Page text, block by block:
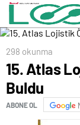
298 okunma
15. Atlas
Buldu
ABONE OL